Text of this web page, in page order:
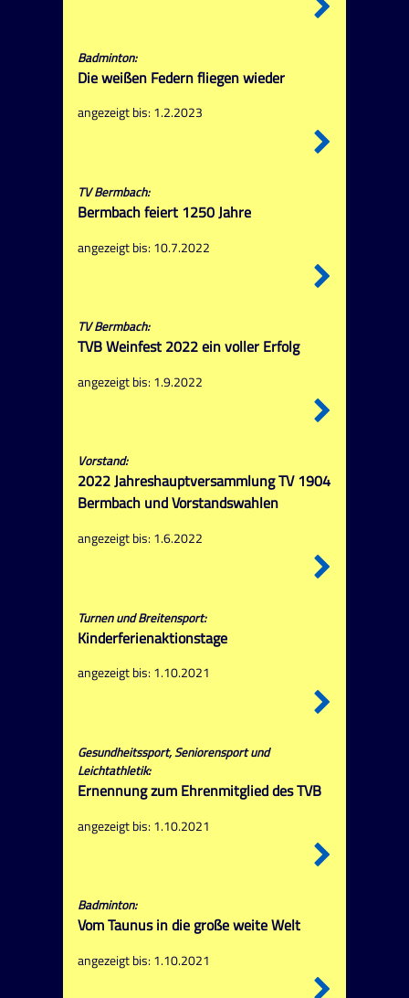
Badminton:
Die weißen Federn fliegen wieder
angezeigt bis: 1.2.2023
TV Bermbach:
Bermbach feiert 1250 Jahre
angezeigt bis: 10.7.2022
TV Bermbach:
TVB Weinfest 2022 ein voller Erfolg
angezeigt bis: 1.9.2022
Vorstand:
2022 Jahreshauptversammlung TV 1904
Bermbach und Vorstandswahlen
angezeigt bis: 1.6.2022
Turnen und Breitensport:
Kinderferienaktionstage
angezeigt bis: 1.10.2021
Gesundheitssport, Seniorensport und
Leichtathletik:
Ernennung zum Ehrenmitglied des TVB
angezeigt bis: 1.10.2021
Badminton:
Vom Taunus in die große weite Welt
angezeigt bis: 1.10.2021